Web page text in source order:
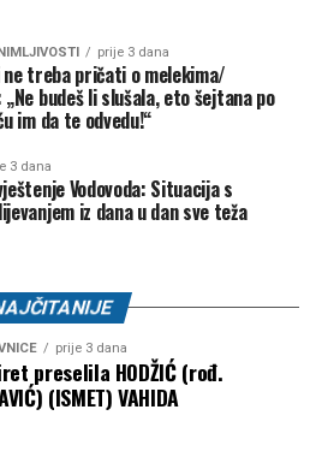
prije 3 dana
ne treba pričati o melekima/
budeš li slušala, eto šejtana po
im da te odvedu!“
3 dana
Vodovoda: Situacija s
iz dana u dan sve teža
prije 3 dana
preselila HODŽIĆ (rođ.
(ISMET) VAHIDA